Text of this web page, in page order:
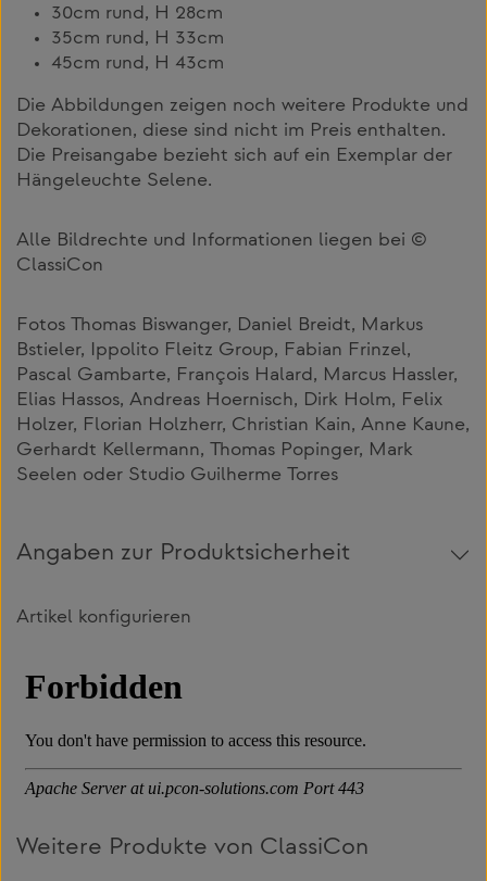
30cm rund, H 28cm
35cm rund, H 33cm
45cm rund, H 43cm
Die Abbildungen zeigen noch weitere Produkte und
Dekorationen, diese sind nicht im Preis enthalten.
Die Preisangabe bezieht sich auf ein Exemplar der
Hängeleuchte Selene.
Alle Bildrechte und Informationen liegen bei ©
ClassiCon
Fotos Thomas Biswanger, Daniel Breidt, Markus
Bstieler, Ippolito Fleitz Group, Fabian Frinzel,
Pascal Gambarte, François Halard, Marcus Hassler,
Elias Hassos, Andreas Hoernisch, Dirk Holm, Felix
Holzer, Florian Holzherr, Christian Kain, Anne Kaune,
Gerhardt Kellermann, Thomas Popinger, Mark
Seelen oder Studio Guilherme Torres
Angaben zur Produktsicherheit
Artikel konfigurieren
Weitere Produkte von ClassiCon